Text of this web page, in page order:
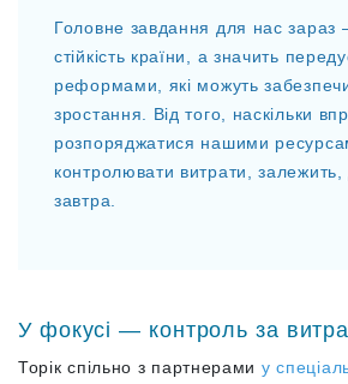
Головне завдання для нас зараз
стійкість країни, а значить
реформами, які можуть
зростання. Від того, наскільки
розпоряджатися нашими
контролювати витрати,
завтра.
У фокусі — контроль за
Торік спільно з партнерами у